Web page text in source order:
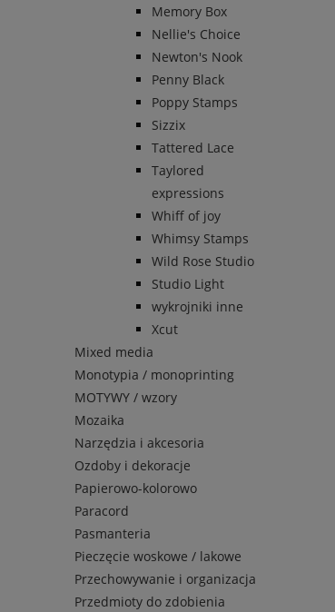
Memory Box
Nellie's Choice
Newton's Nook
Penny Black
Poppy Stamps
Sizzix
Tattered Lace
Taylored
expressions
Whiff of joy
Whimsy Stamps
Wild Rose Studio
Studio Light
wykrojniki inne
Xcut
Mixed media
Monotypia / monoprinting
MOTYWY / wzory
Mozaika
Narzędzia i akcesoria
Ozdoby i dekoracje
Papierowo-kolorowo
Paracord
Pasmanteria
Pieczęcie woskowe / lakowe
Przechowywanie i organizacja
Przedmioty do zdobienia